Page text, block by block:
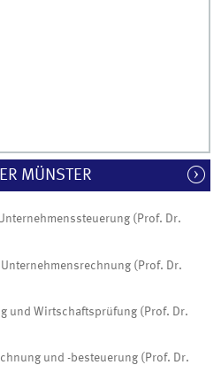
MÜNSTER
(Prof. Dr.
(Prof. Dr.
und Wirtschaftsprüfung (Prof. Dr.
und -besteuerung (Prof. Dr.